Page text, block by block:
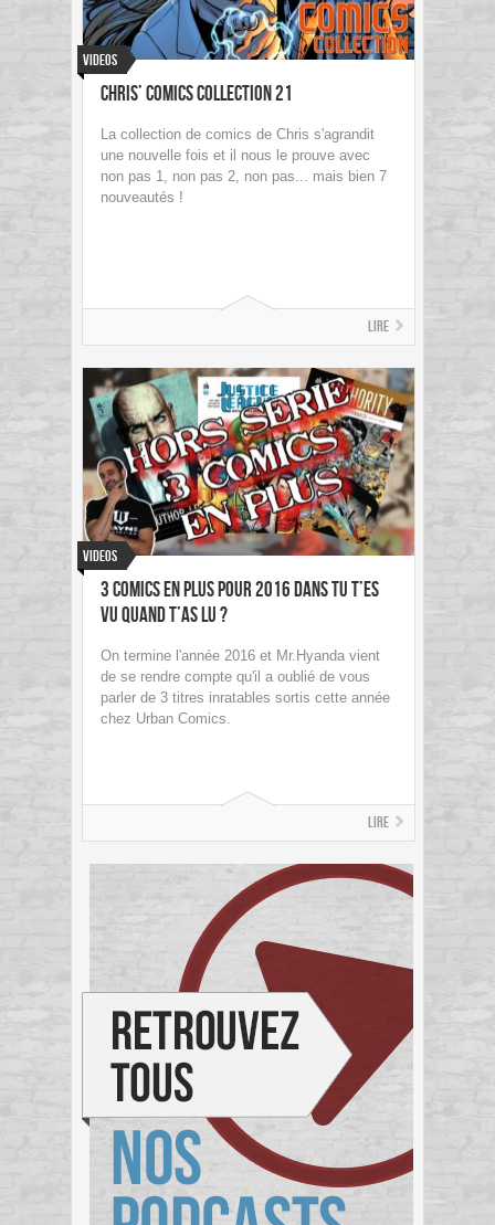
Videos
Chris’ Comics Collection 21
La collection de comics de Chris s'agrandit
une nouvelle fois et il nous le prouve avec
non pas 1, non pas 2, non pas... mais bien 7
nouveautés !
Lire
Videos
3 comics en plus pour 2016 dans Tu t’es
vu quand t’as lu ?
On termine l'année 2016 et Mr.Hyanda vient
de se rendre compte qu'il a oublié de vous
parler de 3 titres inratables sortis cette année
chez Urban Comics.
Lire